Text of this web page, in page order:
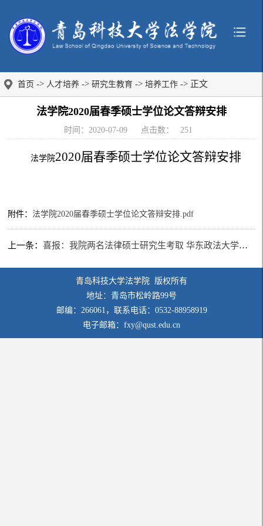
首页 -> 人才培养 -> 研究生教育 -> 培养工作 -> 正文
法学院2020届春季硕士学位论文答辩安排
时间：2020-07-09 点击数： 251
法学院2020届春季硕士学位论文答辩安排
附件： 法学院2020届春季硕士学位论文答辩安排.pdf
上一条：喜报：我院两名法律硕士研究生考取 华东政法大学、西南政法大学博士研究生
青岛科技大学法学院 版权所有
地址：青岛市松岭路99号
邮编：266061，联系电话：0532-88958919
电子邮箱：fxy@qust.edu.cn